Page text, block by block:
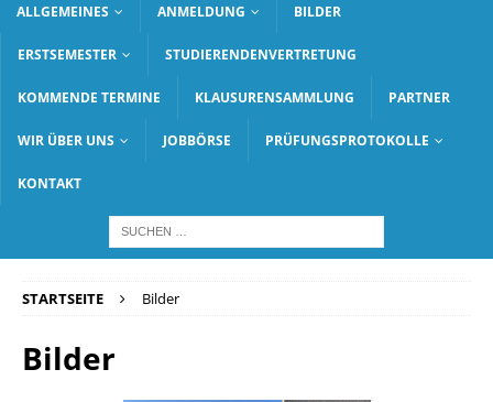
ALLGEMEINES ANMELDUNG BILDER
ERSTSEMESTER STUDIERENDENVERTRETUNG
KOMMENDE TERMINE KLAUSURENSAMMLUNG PARTNER
WIR ÜBER UNS JOBBÖRSE PRÜFUNGSPROTOKOLLE
KONTAKT
STARTSEITE Bilder
Bilder